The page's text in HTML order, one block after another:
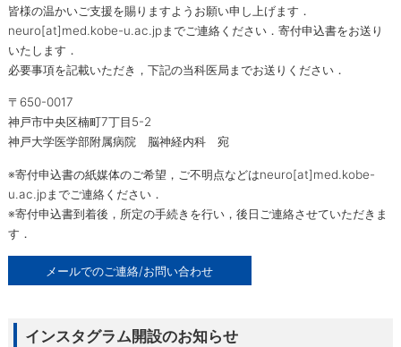
研究内容
業績集
教育・研修
学生 / 研修医教育、専門研修について
雪梅会ログイン
皆様の温かいご支援を賜りますようお願い申し上げます．
neuro[at]med.kobe-u.ac.jpまでご連絡ください．寄付申込書をお送り
いたします．
必要事項を記載いただき，下記の当科医局までお送りください．
〒650-0017
神戸市中央区楠町7丁目5-2
神戸大学医学部附属病院 脳神経内科 宛
※寄付申込書の紙媒体のご希望，ご不明点などはneuro[at]med.kobe-
u.ac.jpまでご連絡ください．
※寄付申込書到着後，所定の手続きを行い，後日ご連絡させていただきま
す．
メールでのご連絡/お問い合わせ
インスタグラム開設のお知らせ